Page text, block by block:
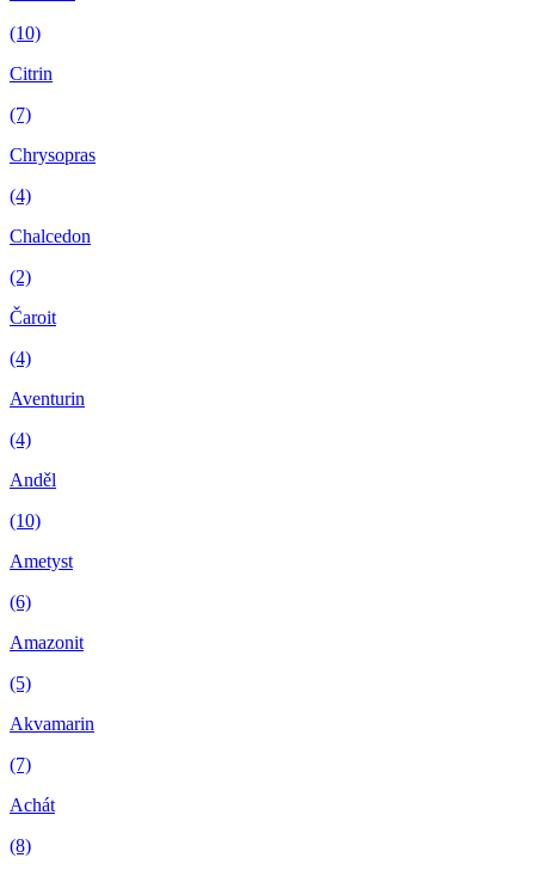
(10)
Citrin
(7)
Chrysopras
(4)
Chalcedon
(2)
Čaroit
(4)
Aventurin
(4)
Anděl
(10)
Ametyst
(6)
Amazonit
(5)
Akvamarin
(7)
Achát
(8)